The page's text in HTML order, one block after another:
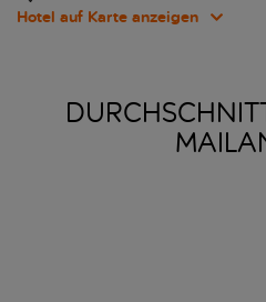
Hotel auf Karte anzeigen